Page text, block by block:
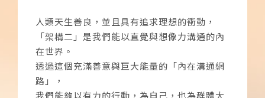
人類天生善良，並且具有追求理想的衝動，
「架構二」是我們能以直覺與想像力溝通的內
在世界。
透過這個充滿善意與巨大能量的「內在溝通網
路」，